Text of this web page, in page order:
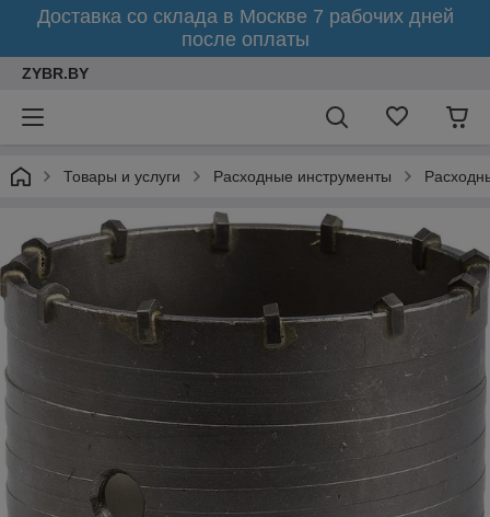
Доставка со склада в Москве 7 рабочих дней
после оплаты
ZYBR.BY
Товары и услуги Расходные инструменты